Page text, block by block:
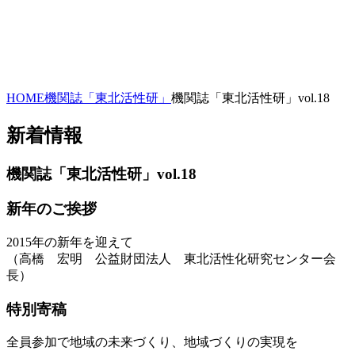
HOME機関誌「東北活性研」 機関誌「東北活性研」vol.18
新着情報
機関誌「東北活性研」vol.18
新年のご挨拶
2015年の新年を迎えて
（高橋 宏明 公益財団法人 東北活性化研究センター会
長）
特別寄稿
全員参加で地域の未来づくり、地域づくりの実現を